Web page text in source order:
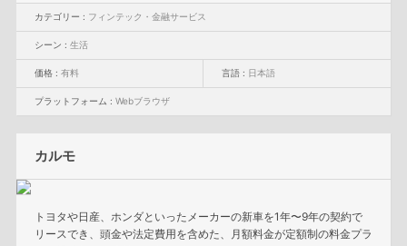
カテゴリー : フィンテック・金融サービス
シーン : 生活
価格 : 有料 言語 : 日本語
プラットフォーム : Webブラウザ
カルモ
トヨタや日産、ホンダといったメーカーの新車を1年〜9年の契約で
リースでき、頭金や法定費用を含めた、月額料金が定額制の料金プラ